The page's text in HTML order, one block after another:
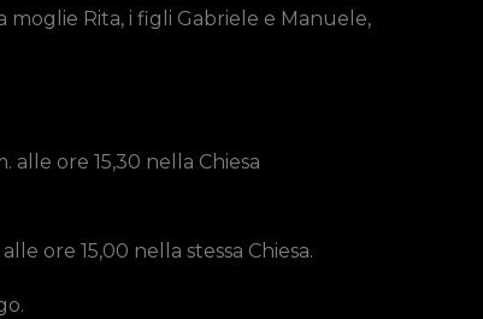
Rita, i figli Gabriele e Manuele,
alle ore 15,30 nella Chiesa
ore 15,00 nella stessa Chiesa.